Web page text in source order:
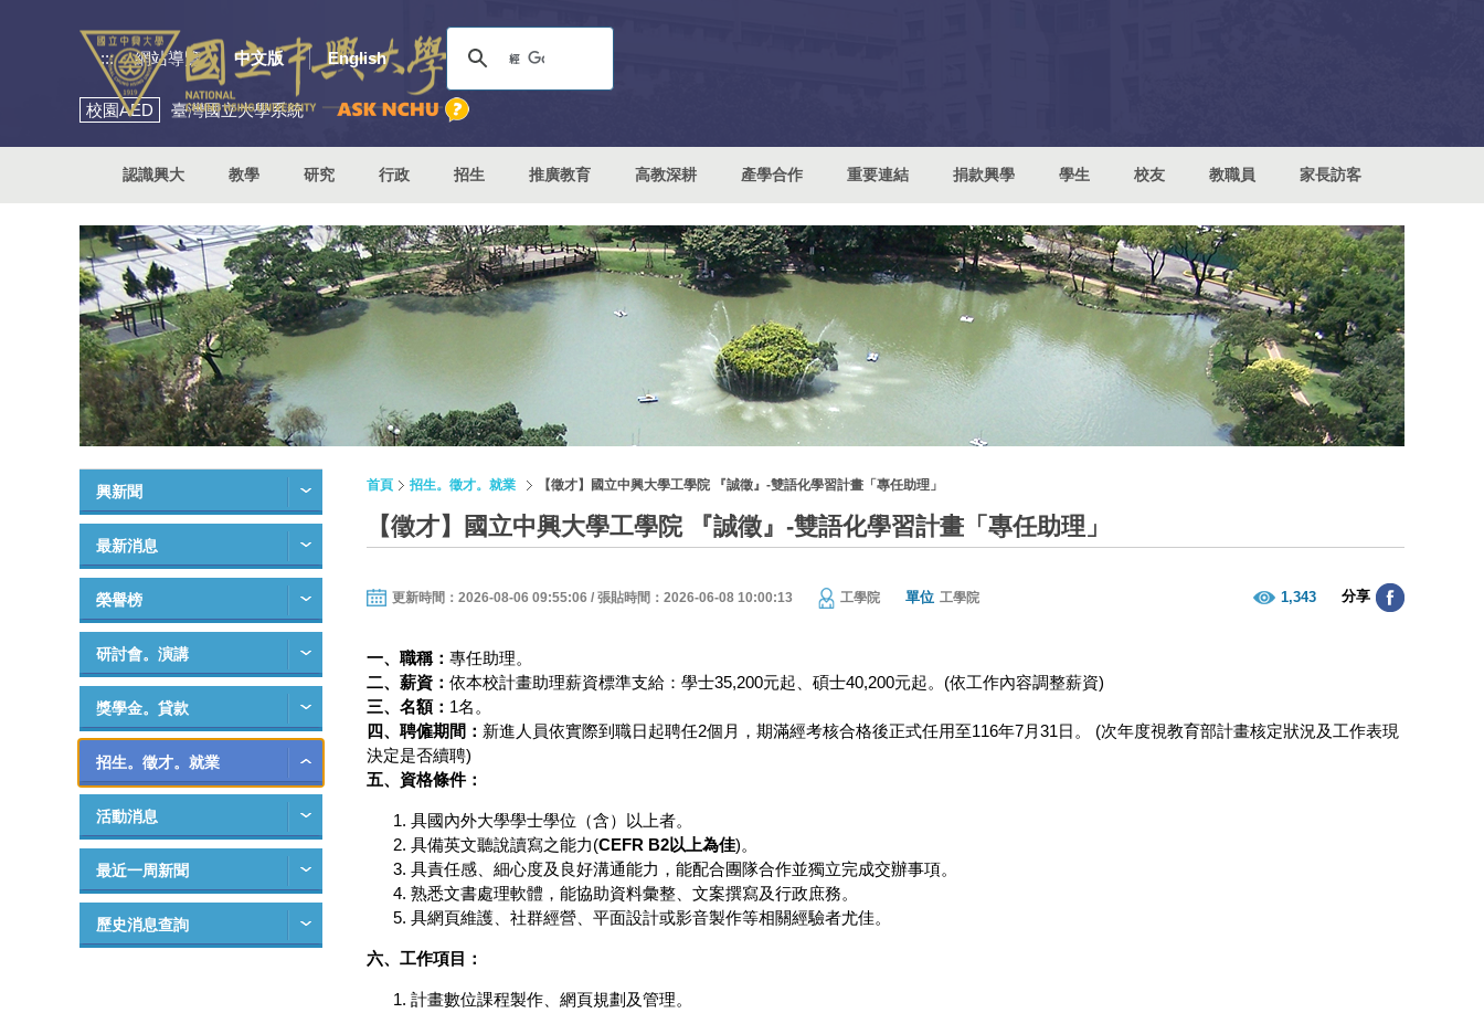
::: 網站導覽 中文版 English
校園AED 臺灣國立大學系統
認識興大 教學 研究 行政 招生 推廣教育 高教深耕 產學合作 重要連結 捐款興學 學生 校友 教職員 家長訪客
興新聞
最新消息
榮譽榜
研討會。演講
獎學金。貸款
招生。徵才。就業
活動消息
最近一周新聞
歷史消息查詢
首頁 招生。徵才。就業 【徵才】國立中興大學工學院 『誠徵』-雙語化學習計畫「專任助理」
【徵才】國立中興大學工學院 『誠徵』-雙語化學習計畫「專任助理」
更新時間：2026-08-06 09:55:06 / 張貼時間：2026-06-08 10:00:13 工學院 單位 工學院 1,343 分享
一、職稱： 專任助理。
二、薪資： 依本校計畫助理薪資標準支給：學士35,200元起、碩士40,200元起。(依工作內容調整薪資)
三、名額： 1名。
四、聘僱期間： 新進人員依實際到職日起聘任2個月，期滿經考核合格後正式任用至116年7月31日。 (次年度視教育部計畫核定狀況及工作表現
決定是否續聘)
五、資格條件：
具國內外大學學士學位（含）以上者。
具備英文聽說讀寫之能力(CEFR B2以上為佳)。
具責任感、細心度及良好溝通能力，能配合團隊合作並獨立完成交辦事項。
熟悉文書處理軟體，能協助資料彙整、文案撰寫及行政庶務。
具網頁維護、社群經營、平面設計或影音製作等相關經驗者尤佳。
六、工作項目：
計畫數位課程製作、網頁規劃及管理。